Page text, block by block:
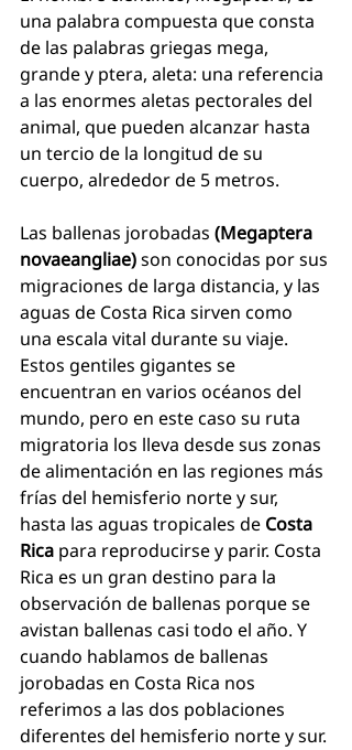
una palabra compuesta que consta
de las palabras griegas mega,
grande y ptera, aleta: una referencia
a las enormes aletas pectorales del
animal, que pueden alcanzar hasta
un tercio de la longitud de su
cuerpo, alrededor de 5 metros.
Las ballenas jorobadas (Megaptera
novaeangliae) son conocidas por sus
migraciones de larga distancia, y las
aguas de Costa Rica sirven como
una escala vital durante su viaje.
Estos gentiles gigantes se
encuentran en varios océanos del
mundo, pero en este caso su ruta
migratoria los lleva desde sus zonas
de alimentación en las regiones más
frías del hemisferio norte y sur,
hasta las aguas tropicales de Costa
Rica para reproducirse y parir. Costa
Rica es un gran destino para la
observación de ballenas porque se
avistan ballenas casi todo el año. Y
cuando hablamos de ballenas
jorobadas en Costa Rica nos
referimos a las dos poblaciones
diferentes del hemisferio norte y sur.